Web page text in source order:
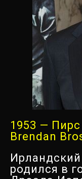
1953 —
Brendan
родился в